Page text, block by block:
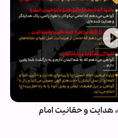
هدایت و حقانیت امام